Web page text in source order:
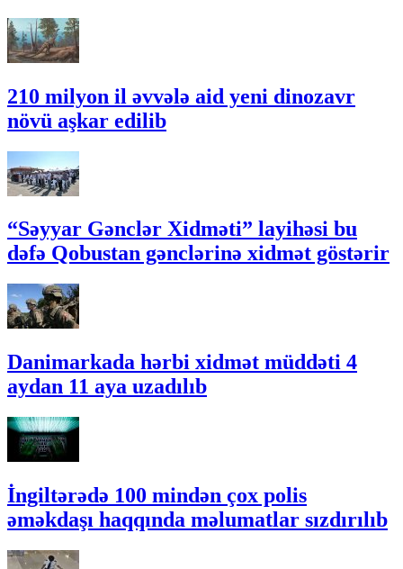
210 milyon il əvvələ aid yeni dinozavr
növü aşkar edilib
“Səyyar Gənclər Xidməti” layihəsi bu
dəfə Qobustan gənclərinə xidmət göstərir
Danimarkada hərbi xidmət müddəti 4
aydan 11 aya uzadılıb
İngiltərədə 100 mindən çox polis
əməkdaşı haqqında məlumatlar sızdırılıb